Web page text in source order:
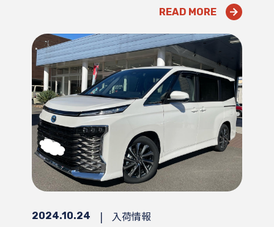
READ MORE
2024.10.24 | 入荷情報